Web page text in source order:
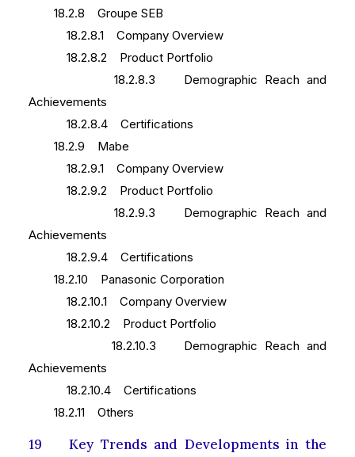
18.2.8 Groupe SEB
18.2.8.1 Company Overview
18.2.8.2 Product Portfolio
18.2.8.3 Demographic Reach and
Achievements
18.2.8.4 Certifications
18.2.9 Mabe
18.2.9.1 Company Overview
18.2.9.2 Product Portfolio
18.2.9.3 Demographic Reach and
Achievements
18.2.9.4 Certifications
18.2.10 Panasonic Corporation
18.2.10.1 Company Overview
18.2.10.2 Product Portfolio
18.2.10.3 Demographic Reach and
Achievements
18.2.10.4 Certifications
18.2.11 Others
19 Key Trends and Developments in the